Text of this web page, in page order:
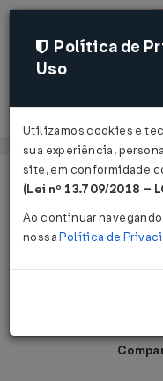
Página Inicial
Decreto Nº
Publicado
Política de
Uso
Utilizamos cookies e
sua experiência,
site, em conformidade
(Lei nº 13.709/2018 –
Ao continuar
nossaPolítica de